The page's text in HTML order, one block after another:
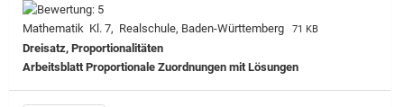
Mathematik Kl. 7, Realschule, Baden-Württemberg 71 KB
Dreisatz, Proportionalitäten
Arbeitsblatt Proportionale Zuordnungen mit Lösungen